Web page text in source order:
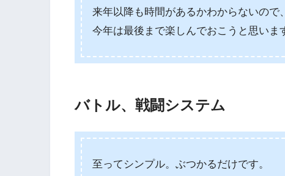
来年以降も時間があるかわからないので、
今年は最後まで楽しんでおこうと思いま
バトル、戦闘システム
至ってシンプル。ぶつかるだけです。